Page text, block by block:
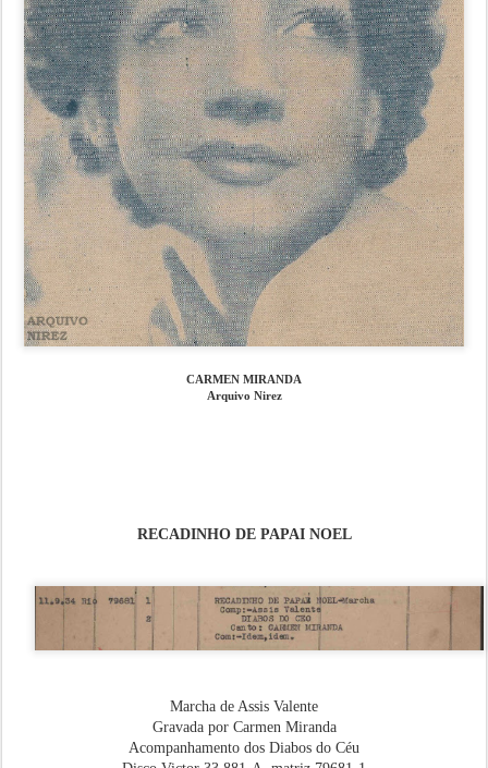
CARMEN MIRANDA
Arquivo Nirez
RECADINHO DE PAPAI NOEL
Marcha de Assis Valente
Gravada por Carmen Miranda
Acompanhamento dos Diabos do Céu